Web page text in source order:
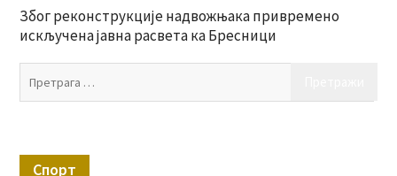
Због реконструкције надвожњака привремено
искључена јавна расвета ка Бресници
Спорт